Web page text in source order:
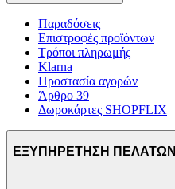
Παραδόσεις
Επιστροφές προϊόντων
Τρόποι πληρωμής
Klarna
Προστασία αγορών
Άρθρο 39
Δωροκάρτες SHOPFLIX
ΕΞΥΠΗΡΕΤΗΣΗ ΠΕΛΑΤΩΝ